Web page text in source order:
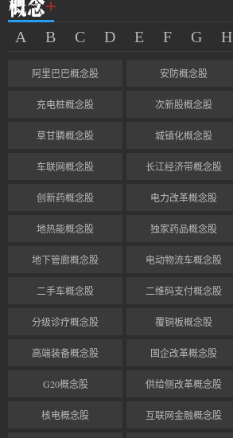
A B C D E F G H
阿里巴巴概念股 安防概念股
充电桩概念股 次新股概念股
草甘膦概念股 城镇化概念股
车联网概念股 长江经济带概念股
创新药概念股 电力改革概念股
地热能概念股 独家药品概念股
地下管廊概念股 电动物流车概念股
二手车概念股 二维码支付概念股
分级诊疗概念股 覆铜板概念股
高端装备概念股 国企改革概念股
G20概念股 供给侧改革概念股
核电概念股 互联网金融概念股